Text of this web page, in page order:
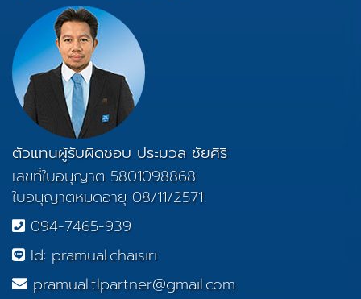
ตัวแทนผู้รับผิดชอบ ประมวล ชัยศิริ
เลขที่ใบอนุญาต 5801098868
ใบอนุญาตหมดอายุ 08/11/2571
094-7465-939
Id: pramual.chaisiri
pramual.tlpartner@gmail.com